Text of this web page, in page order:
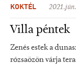
KOKTÉL
Villa péntek
Zenés estek a
rózsaözön várja